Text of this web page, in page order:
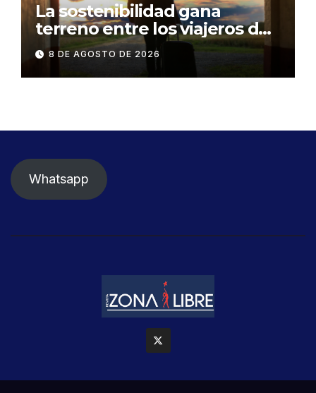
La sostenibilidad gana
terreno entre los viajeros de
negocios
8 DE AGOSTO DE 2026
Whatsapp